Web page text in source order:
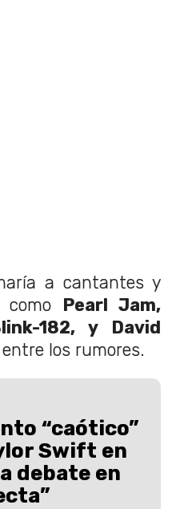
a cantantes y
como Pearl Jam,
182, y David
los rumores.
“caótico”
Swift en
debate en